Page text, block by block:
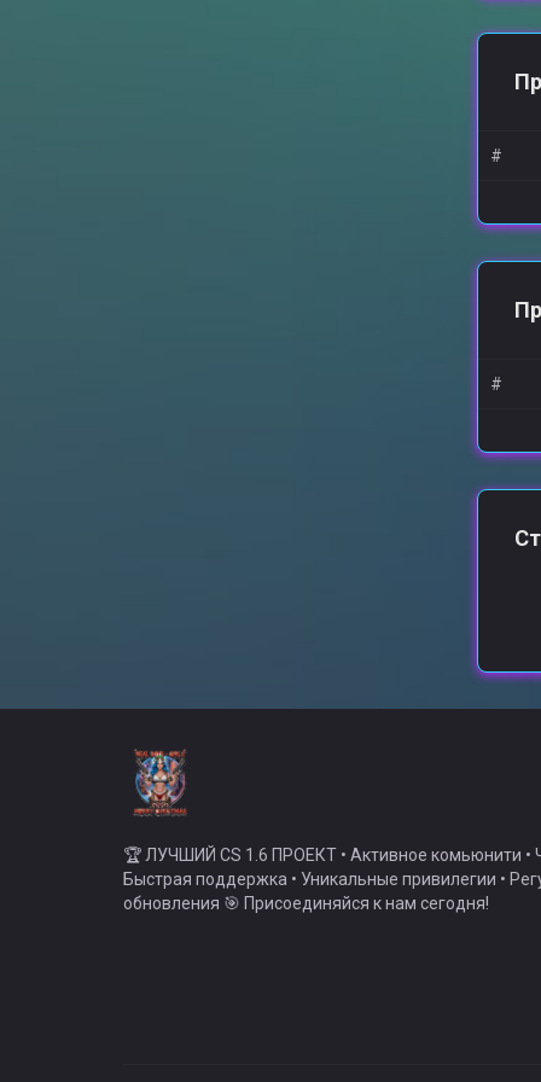
#
#
🏆 ЛУЧШИЙ CS 1.6 ПРОЕКТ • Активное комьюнити •
Быстрая поддержка • Уникальные привилегии •
обновления 🎯 Присоединяйся к нам сегодня!